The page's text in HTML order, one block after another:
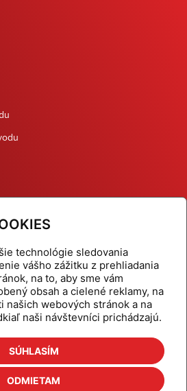
technológie sledovania
vášho zážitku z prehliadania
na to, aby sme vám
obsah a cielené reklamy, na
našich webových stránok a na
naši návštevníci prichádzajú.
SÚHLASÍM
ODMIETAM
ventily
Produkty
Odber šikovné tipy
Cenníky
Referencie
Kontakt